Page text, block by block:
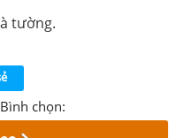
tường.
Bình chọn: